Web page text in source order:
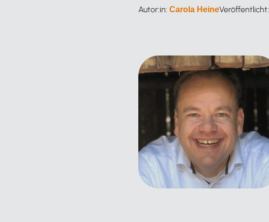
Autor:in: Carola HeineVeröffentlicht: